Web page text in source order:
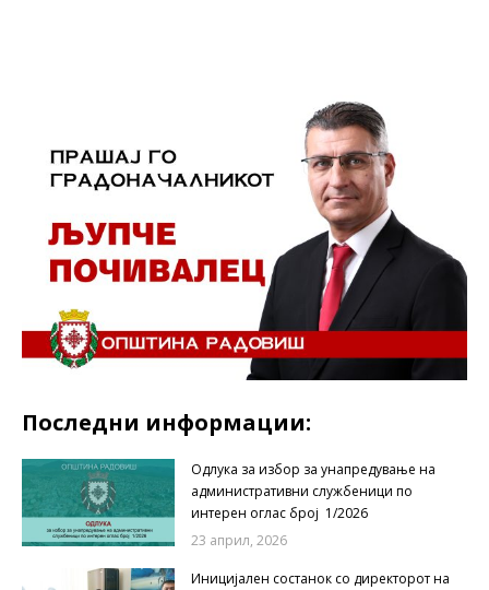
Последни информации:
Одлука за избор за унапредување на
административни службеници по
интерен оглас број 1/2026
23 април, 2026
Иницијален состанок со директорот на